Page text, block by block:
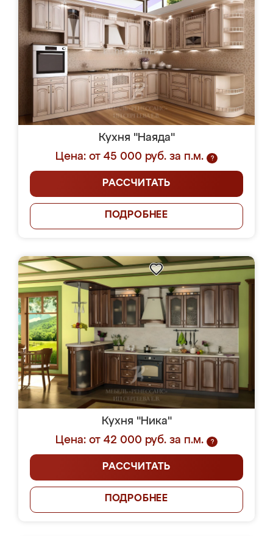
Кухня "Наяда"
Цена: от 45 000 руб. за п.м.
?
РАССЧИТАТЬ
ПОДРОБНЕЕ
Кухня "Ника"
Цена: от 42 000 руб. за п.м.
?
РАССЧИТАТЬ
ПОДРОБНЕЕ